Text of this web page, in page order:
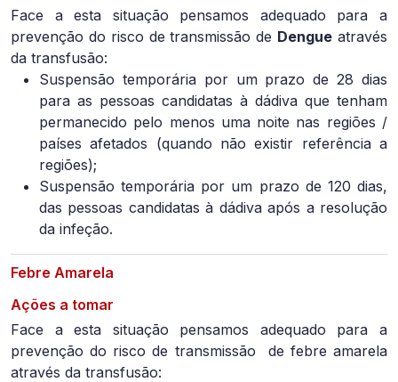
Face a esta situação pensamos adequado para a
prevenção do risco de transmissão de Dengue através
da transfusão:
Suspensão temporária por um prazo de 28 dias
para as pessoas candidatas à dádiva que tenham
permanecido pelo menos uma noite nas regiões /
países afetados (quando não existir referência a
regiões);
Suspensão temporária por um prazo de 120 dias,
das pessoas candidatas à dádiva após a resolução
da infeção.
Febre Amarela
Ações a tomar
Face a esta situação pensamos adequado para a
prevenção do risco de transmissão de febre amarela
através da transfusão: